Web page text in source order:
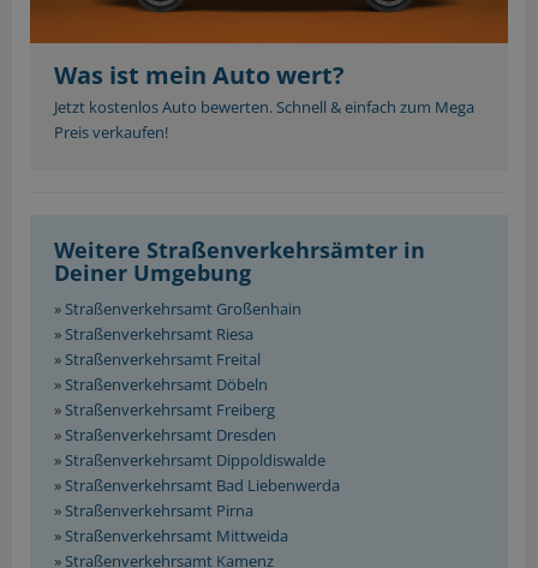
Was ist mein Auto wert?
Jetzt kostenlos Auto bewerten. Schnell & einfach zum Mega
Preis verkaufen!
Weitere Straßenverkehrsämter in
Deiner Umgebung
» Straßenverkehrsamt Großenhain
» Straßenverkehrsamt Riesa
» Straßenverkehrsamt Freital
» Straßenverkehrsamt Döbeln
» Straßenverkehrsamt Freiberg
» Straßenverkehrsamt Dresden
» Straßenverkehrsamt Dippoldiswalde
» Straßenverkehrsamt Bad Liebenwerda
» Straßenverkehrsamt Pirna
» Straßenverkehrsamt Mittweida
» Straßenverkehrsamt Kamenz